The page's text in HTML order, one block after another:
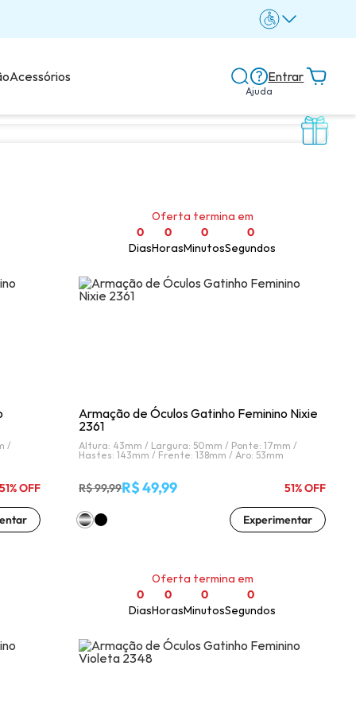
Acessórios
Ajuda
Avaliações dos clientes
Acompanhe seu pedido
Como comprar óculos online
Livro Infantil Grátis
Entrar
/
51% OFF
Oferta termina em
0
Dias
0
Horas
0
Minutos
0
Segundos
Armação de Óculos Gatinho Feminino Nixie
2361
Altura: 43mm / Largura: 50mm / Ponte: 17mm /
Hastes: 143mm / Frente: 138mm /Aro: 53mm
R$ 99,99R$ 49,99 51% OFF
Experimentar
Oferta termina em
0
Dias
0
Horas
0
Minutos
0
Segundos